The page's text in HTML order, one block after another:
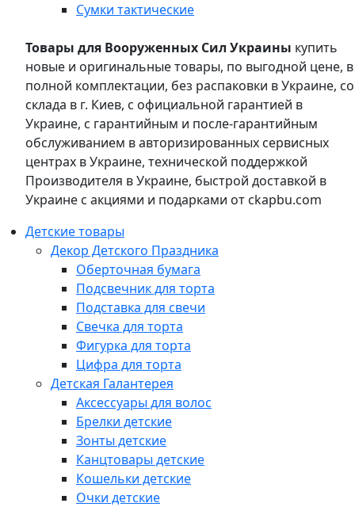
Сумки тактические
Товары для Вооруженных Сил Украины купить
новые и оригинальные товары, по выгодной цене, в
полной комплектации, без распаковки в Украине, со
склада в г. Киев, с официальной гарантией в
Украине, с гарантийным и после-гарантийным
обслуживанием в авторизированных сервисных
центрах в Украине, технической поддержкой
Производителя в Украине, быстрой доставкой в
Украине с акциями и подарками от ckapbu.com
Детские товары
Декор Детского Праздника
Оберточная бумага
Подсвечник для торта
Подставка для свечи
Свечка для торта
Фигурка для торта
Цифра для торта
Детская Галантерея
Аксессуары для волос
Брелки детские
Зонты детские
Канцтовары детские
Кошельки детские
Очки детские